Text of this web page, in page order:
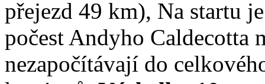
přejezd 49 km), Na startu
počest Andyho Caldecotta
nezapočítávají do